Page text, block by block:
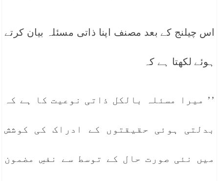
اس چیلنج کے بعد مصنف اپنا ذاتی مسئلہ بیان کرتے
ہوئے لکھتا ہے کہ
’’ میرا مسئلہ بالکل ذاتی نوعیت کا ہے کہ
بدلتی ہوئی حقیقتوں کے ادراک کی کوشش
میں نئی صورت حال کے توسط سے نفسِ مضمون